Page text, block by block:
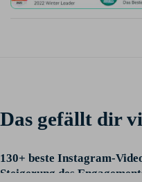
Das gefällt dir
130+ beste Instagram-
Steigerung des